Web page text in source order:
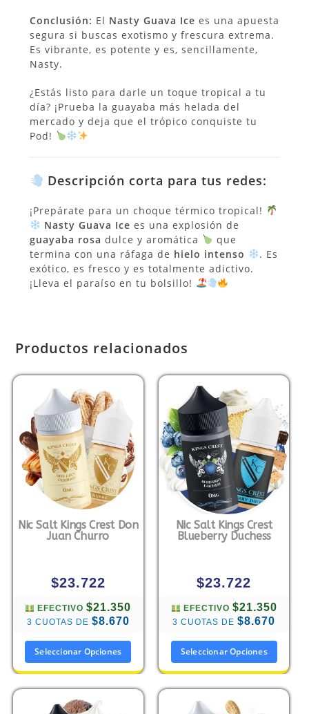
Conclusión: El Nasty Guava Ice es una apuesta
segura si buscas exotismo y frescura extrema.
Es vibrante, es potente y es, sencillamente,
Nasty.
¿Estás listo para darle un toque tropical a tu
día? ¡Prueba la guayaba más helada del
mercado y deja que el trópico conquiste tu
Pod!
Descripción corta para tus redes:
¡Prepárate para un choque térmico tropical!
Nasty Guava Ice es una explosión de
guayaba rosa dulce y aromática
que
termina con una ráfaga de hielo intenso
. Es
exótico, es fresco y es totalmente adictivo.
¡Lleva el paraíso en tu bolsillo!
Productos relacionados
Nic Salt Kings Crest Don
Juan Churro
$23.722
EFECTIVO$21.350
3 CUOTAS DE $8.670
Seleccionar Opciones
Nic Salt Kings Crest
Blueberry Duchess
$23.722
EFECTIVO $21.350
3 CUOTAS DE$8.670
Seleccionar Opciones